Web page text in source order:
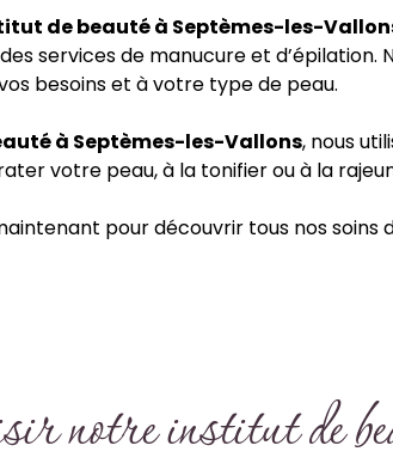
de beauté à Septèmes-les-
services de manucure et
besoins et à votre type de peau.
à Septèmes-les-Vallons, nous
votre peau, à la tonifier ou à la
pour découvrir tous nos soins
notre institut de